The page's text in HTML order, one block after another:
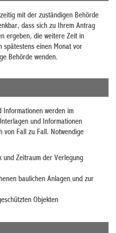
mit der zuständigen Behörde
dass sich zu Ihrem Antrag
ergeben, die weitere Zeit in
spätestens einen Monat vor
Behörde wenden.
Informationen werden im
und Informationen
von Fall zu Fall. Notwendige
und Zeitraum der Verlegung
baulichen Anlagen und zur
Objekten